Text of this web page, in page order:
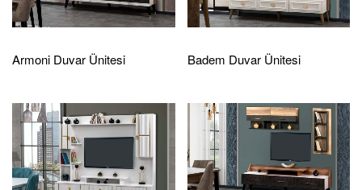
Armoni Duvar Ünitesi Badem Duvar Ünitesi